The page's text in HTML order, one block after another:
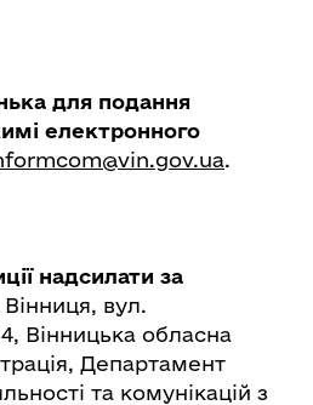
для подання
електронного
.
надсилати за
Вінниця, вул.
Вінницька обласна
Департамент
та комунікацій з